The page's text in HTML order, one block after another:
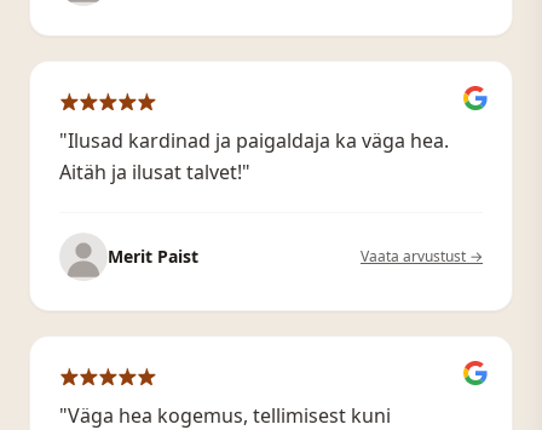
"Ilusad kardinad ja paigaldaja ka väga hea.
Aitäh ja ilusat talvet!"
Merit Paist Vaata arvustust →
"Väga hea kogemus, tellimisest kuni